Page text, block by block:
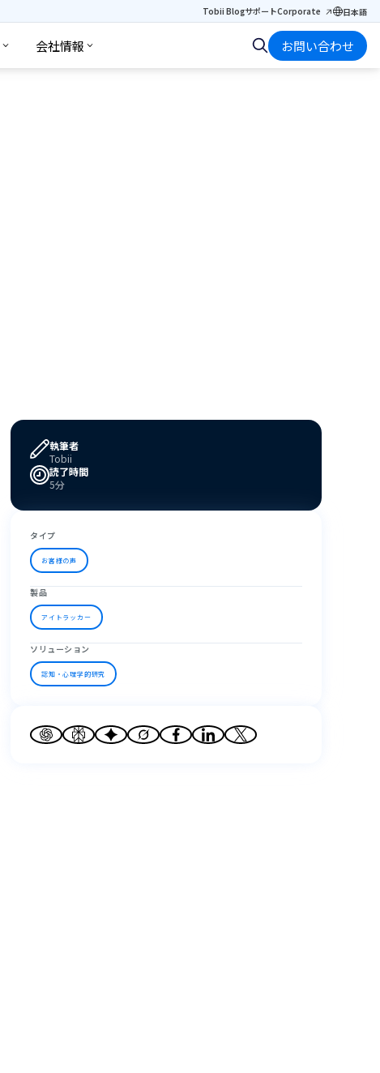
Tobii BlogサポートCorporate 日本語
会社情報 お問い合わせ
執筆者
Tobii
読了時間
5分
タイプ
お客様の声
製品
アイトラッカー
ソリューション
認知・心理学的研究